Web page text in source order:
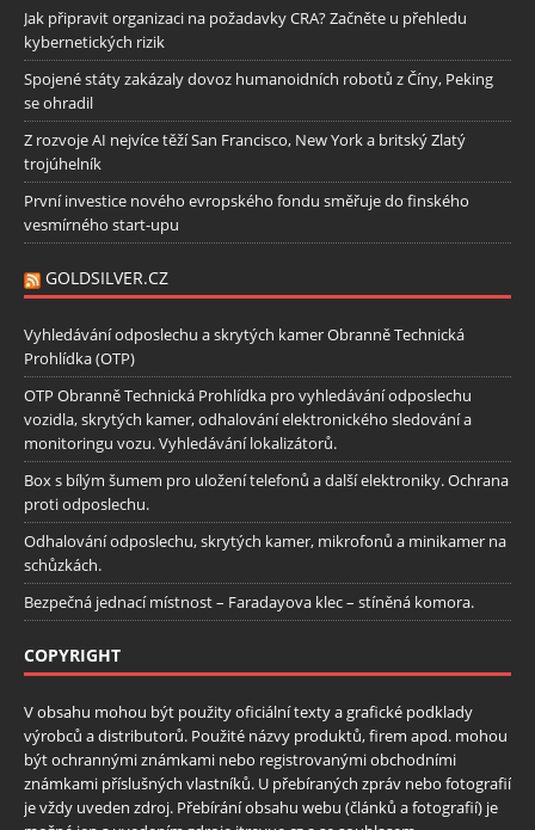
Jak připravit organizaci na požadavky CRA? Začněte u přehledu
kybernetických rizik
Spojené státy zakázaly dovoz humanoidních robotů z Číny, Peking
se ohradil
Z rozvoje AI nejvíce těží San Francisco, New York a britský Zlatý
trojúhelník
První investice nového evropského fondu směřuje do finského
vesmírného start-upu
GOLDSILVER.CZ
Vyhledávání odposlechu a skrytých kamer Obranně Technická
Prohlídka (OTP)
OTP Obranně Technická Prohlídka pro vyhledávání odposlechu
vozidla, skrytých kamer, odhalování elektronického sledování a
monitoringu vozu. Vyhledávání lokalizátorů.
Box s bílým šumem pro uložení telefonů a další elektroniky. Ochrana
proti odposlechu.
Odhalování odposlechu, skrytých kamer, mikrofonů a minikamer na
schůzkách.
Bezpečná jednací místnost – Faradayova klec – stíněná komora.
COPYRIGHT
V obsahu mohou být použity oficiální texty a grafické podklady
výrobců a distributorů. Použité názvy produktů, firem apod. mohou
být ochrannými známkami nebo registrovanými obchodními
známkami příslušných vlastníků. U přebíraných zpráv nebo fotografií
je vždy uveden zdroj. Přebírání obsahu webu (článků a fotografií) je